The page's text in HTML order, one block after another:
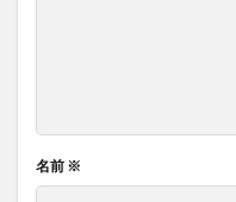
名前 ※